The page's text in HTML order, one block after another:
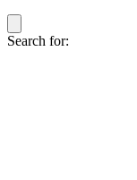
Search for: